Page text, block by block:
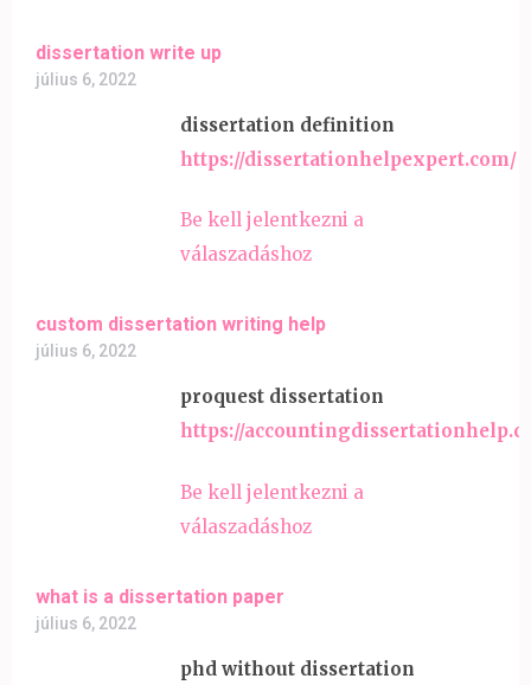
dissertation write up
július 6, 2022
dissertation definition
https://dissertationhelpexpert.com/
Be kell jelentkezni a
válaszadáshoz
custom dissertation writing help
július 6, 2022
proquest dissertation
https://
Be kell jelentkezni a
válaszadáshoz
what is a dissertation paper
július 6, 2022
phd without dissertation